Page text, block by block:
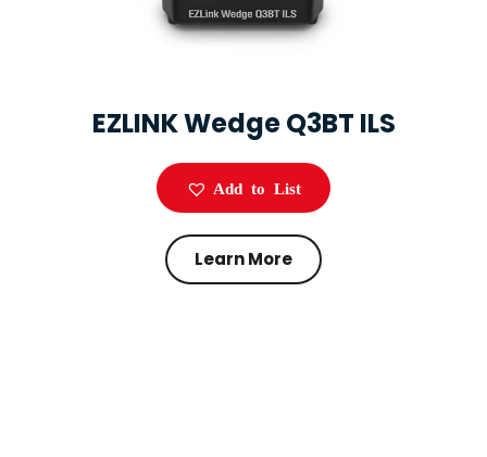
EZLINK Wedge Q3BT ILS
Add to List
Learn More